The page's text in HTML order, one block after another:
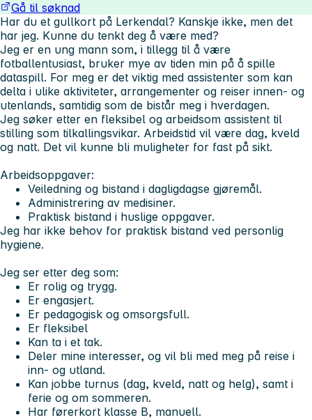
Gå til søknad
Har du et gullkort på Lerkendal? Kanskje ikke, men det
har jeg. Kunne du tenkt deg å være med?
Jeg er en ung mann som, i tillegg til å være
fotballentusiast, bruker mye av tiden min på å spille
dataspill. For meg er det viktig med assistenter som kan
delta i ulike aktiviteter, arrangementer og reiser innen- og
utenlands, samtidig som de bistår meg i hverdagen.
Jeg søker etter en fleksibel og arbeidsom assistent til
stilling som tilkallingsvikar. Arbeidstid vil være dag, kveld
og natt. Det vil kunne bli muligheter for fast på sikt.
Arbeidsoppgaver:
Veiledning og bistand i dagligdagse gjøremål.
Administrering av medisiner.
Praktisk bistand i huslige oppgaver.
Jeg har ikke behov for praktisk bistand ved personlig
hygiene.
Jeg ser etter deg som:
Er rolig og trygg.
Er engasjert.
Er pedagogisk og omsorgsfull.
Er fleksibel
Kan ta i et tak.
Deler mine interesser, og vil bli med meg på reise i
inn- og utland.
Kan jobbe turnus (dag, kveld, natt og helg), samt i
ferie og om sommeren.
Har førerkort klasse B, manuell.